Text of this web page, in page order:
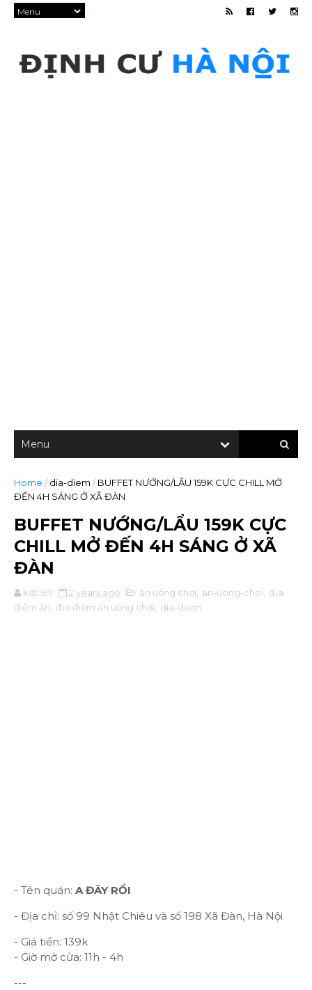
Home / dia-diem / BUFFET NƯỚNG/LẨU 159K CỰC CHILL MỞ
ĐẾN 4H SÁNG Ở XÃ ĐÀN
BUFFET NƯỚNG/LẨU 159K CỰC
CHILL MỞ ĐẾN 4H SÁNG Ở XÃ
ĐÀN
kdt1811 2 years ago ăn uống chơi an-uong-choi
địa
điểm ăn
địa điểm ăn uống chơi dia-diem
- Tên quán: A ĐÂY RỒI
- Địa chỉ: số 99 Nhật Chiêu và số 198 Xã Đàn, Hà Nội
- Giá tiền: 139k
- Giờ mở cửa: 11h - 4h
---